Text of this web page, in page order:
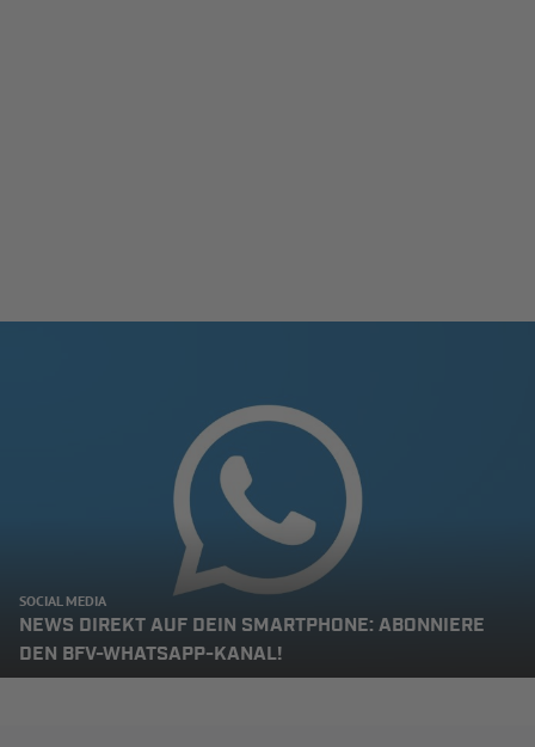
SOCIAL MEDIA
NEWS DIREKT AUF DEIN SMARTPHONE: ABONNIERE
DEN BFV-WHATSAPP-KANAL!